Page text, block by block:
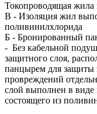
Токопроводящая
В - Изоляция жил
поливинилхлорида
Б - Бронированный
- Без кабельной
защитного слоя,
панцырем для защиты
провреждений
слой выполнен в виде
состоящего из